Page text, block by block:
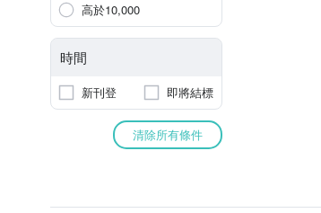
高於10,000
時間
新刊登 即將結標
清除所有條件